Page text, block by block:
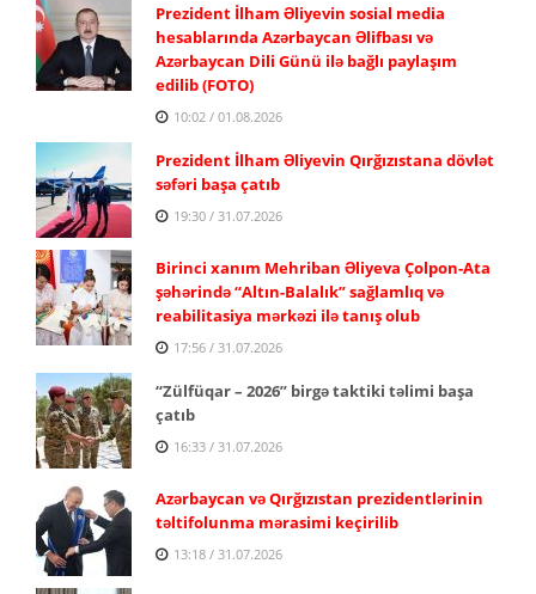
Prezident İlham Əliyevin sosial media
hesablarında Azərbaycan Əlifbası və
Azərbaycan Dili Günü ilə bağlı paylaşım
edilib (FOTO)
10:02 / 01.08.2026
Prezident İlham Əliyevin Qırğızıstana dövlət
səfəri başa çatıb
19:30 / 31.07.2026
Birinci xanım Mehriban Əliyeva Çolpon-Ata
şəhərində “Altın-Balalık” sağlamlıq və
reabilitasiya mərkəzi ilə tanış olub
17:56 / 31.07.2026
“Zülfüqar – 2026” birgə taktiki təlimi başa
çatıb
16:33 / 31.07.2026
Azərbaycan və Qırğızıstan prezidentlərinin
təltifolunma mərasimi keçirilib
13:18 / 31.07.2026